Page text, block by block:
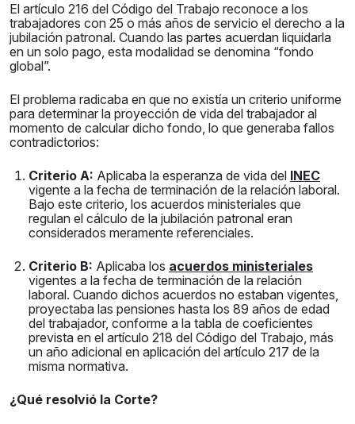
El artículo 216 del Código del Trabajo reconoce a los
trabajadores con 25 o más años de servicio el derecho a la
jubilación patronal. Cuando las partes acuerdan liquidarla
en un solo pago, esta modalidad se denomina “fondo
global”.
El problema radicaba en que no existía un criterio uniforme
para determinar la proyección de vida del trabajador al
momento de calcular dicho fondo, lo que generaba fallos
contradictorios:
Criterio A: Aplicaba la esperanza de vida del INEC
vigente a la fecha de terminación de la relación laboral.
Bajo este criterio, los acuerdos ministeriales que
regulan el cálculo de la jubilación patronal eran
considerados meramente referenciales.
Criterio B: Aplicaba los acuerdos ministeriales
vigentes a la fecha de terminación de la relación
laboral. Cuando dichos acuerdos no estaban vigentes,
proyectaba las pensiones hasta los 89 años de edad
del trabajador, conforme a la tabla de coeficientes
prevista en el artículo 218 del Código del Trabajo, más
un año adicional en aplicación del artículo 217 de la
misma normativa.
¿Qué resolvió la Corte?